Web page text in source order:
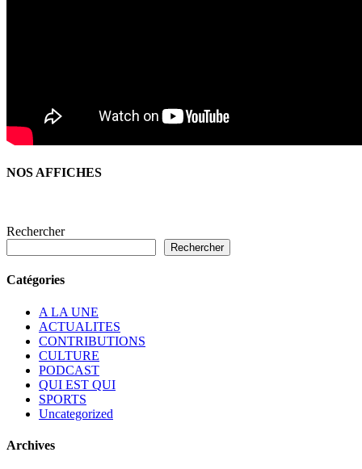
NOS AFFICHES
Rechercher
Rechercher
Catégories
A LA UNE
ACTUALITES
CONTRIBUTIONS
CULTURE
PODCAST
QUI EST QUI
SPORTS
Uncategorized
Archives